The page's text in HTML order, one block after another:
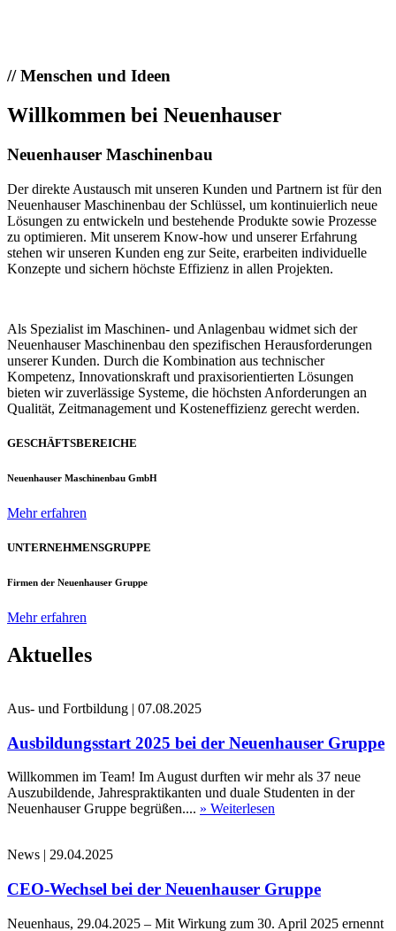
//Menschen und Ideen
Willkommen bei Neuenhauser
Neuenhauser Maschinenbau
Der direkte Austausch mit unseren Kunden und Partnern ist für den
Neuenhauser Maschinenbau der Schlüssel, um kontinuierlich neue
Lösungen zu entwickeln und bestehende Produkte sowie Prozesse
zu optimieren. Mit unserem Know-how und unserer Erfahrung
stehen wir unseren Kunden eng zur Seite, erarbeiten individuelle
Konzepte und sichern höchste Effizienz in allen Projekten.
Als Spezialist im Maschinen- und Anlagenbau widmet sich der
Neuenhauser Maschinenbau den spezifischen Herausforderungen
unserer Kunden. Durch die Kombination aus technischer
Kompetenz, Innovationskraft und praxisorientierten Lösungen
bieten wir zuverlässige Systeme, die höchsten Anforderungen an
Qualität, Zeitmanagement und Kosteneffizienz gerecht werden.
GESCHÄFTSBEREICHE
Neuenhauser Maschinenbau GmbH
Mehr erfahren
UNTERNEHMENSGRUPPE
Firmen der Neuenhauser Gruppe
Mehr erfahren
Aktuelles
Aus- und Fortbildung | 07.08.2025
Ausbildungsstart 2025 bei der Neuenhauser Gruppe
Willkommen im Team! Im August durften wir mehr als 37 neue
Auszubildende, Jahrespraktikanten und duale Studenten in der
Neuenhauser Gruppe begrüßen.... » Weiterlesen
News | 29.04.2025
CEO-Wechsel bei der Neuenhauser Gruppe
Neuenhaus, 29.04.2025 – Mit Wirkung zum 30. April 2025 ernennt